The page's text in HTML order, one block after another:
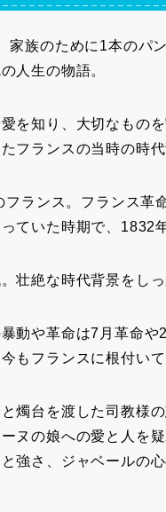
家族のために1本のパ
人生の物語。
を知り、大切なもの
フランスの当時の時
ランス。フランス革
ていた時期で、1832
壮絶な時代背景をしっ
動や革命は7月革命
もフランスに根付いて
燭台を渡した司教様
ヌの娘への愛と人を
強さ、ジャベールの